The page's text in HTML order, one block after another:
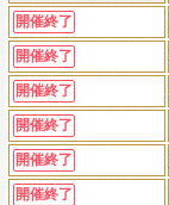
開催終了
開催終了
開催終了
開催終了
開催終了
開催終了